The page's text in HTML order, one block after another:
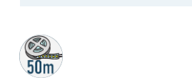
50m
rolka